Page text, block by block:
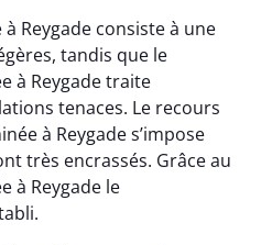
Reygade consiste à une
tandis que le
à Reygade traite
tenaces. Le recours
à Reygade s’impose
très encrassés. Grâce au
à Reygade le